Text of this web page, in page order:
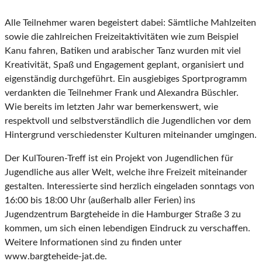
Alle Teilnehmer waren begeistert dabei: Sämtliche Mahlzeiten
sowie die zahlreichen Freizeitaktivitäten wie zum Beispiel
Kanu fahren, Batiken und arabischer Tanz wurden mit viel
Kreativität, Spaß und Engagement geplant, organisiert und
eigenständig durchgeführt. Ein ausgiebiges Sportprogramm
verdankten die Teilnehmer Frank und Alexandra Büschler.
Wie bereits im letzten Jahr war bemerkenswert, wie
respektvoll und selbstverständlich die Jugendlichen vor dem
Hintergrund verschiedenster Kulturen miteinander umgingen.
Der KulTouren-Treff ist ein Projekt von Jugendlichen für
Jugendliche aus aller Welt, welche ihre Freizeit miteinander
gestalten. Interessierte sind herzlich eingeladen sonntags von
16:00 bis 18:00 Uhr (außerhalb aller Ferien) ins
Jugendzentrum Bargteheide in die Hamburger Straße 3 zu
kommen, um sich einen lebendigen Eindruck zu verschaffen.
Weitere Informationen sind zu finden unter
www.bargteheide-jat.de.